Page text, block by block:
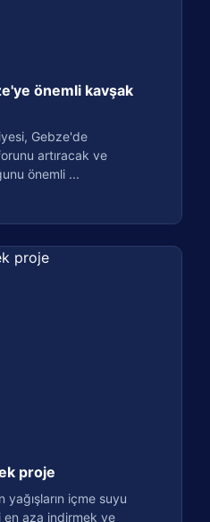
önemli kavşak
Gebze'de
artıracak ve
önemli ...
proje
içme suyu
aza indirmek ve